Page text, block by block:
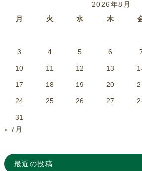
2026年8月
月
火 水 木
3 4 5 6 7
10 11 12 13
17 18 19 20
24 25 26 27
31
« 7月
最近の投稿